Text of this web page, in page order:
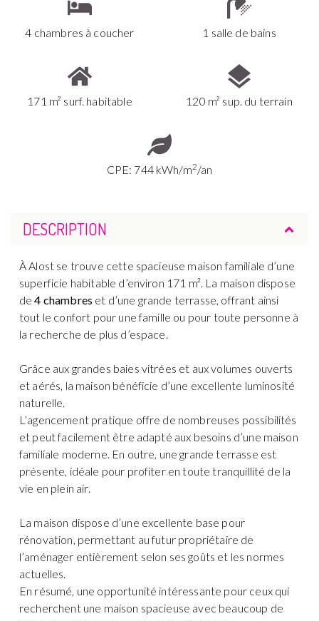
4 chambres à coucher 1 salle de bains
171 m² surf. habitable 120 m² sup. du terrain
CPE: 744 kWh/m2/an
DESCRIPTION
À Alost se trouve cette spacieuse maison familiale d’une
superficie habitable d’environ 171 m². La maison dispose
de 4 chambres et d’une grande terrasse, offrant ainsi
tout le confort pour une famille ou pour toute personne à
la recherche de plus d’espace.
Grâce aux grandes baies vitrées et aux volumes ouverts
et aérés, la maison bénéficie d’une excellente luminosité
naturelle.
L’agencement pratique offre de nombreuses possibilités
et peut facilement être adapté aux besoins d’une maison
familiale moderne. En outre, une grande terrasse est
présente, idéale pour profiter en toute tranquillité de la
vie en plein air.
La maison dispose d’une excellente base pour
rénovation, permettant au futur propriétaire de
l’aménager entièrement selon ses goûts et les normes
actuelles.
En résumé, une opportunité intéressante pour ceux qui
recherchent une maison spacieuse avec beaucoup de